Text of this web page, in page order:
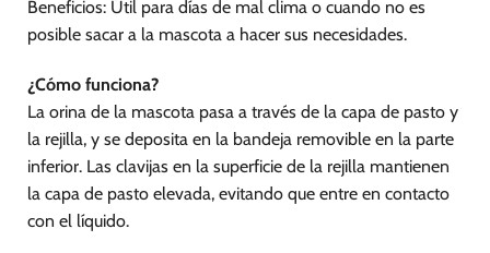
Beneficios: Útil para días de mal clima o cuando no es
posible sacar a la mascota a hacer sus necesidades.
¿Cómo funciona?
La orina de la mascota pasa a través de la capa de pasto y
la rejilla, y se deposita en la bandeja removible en la parte
inferior. Las clavijas en la superficie de la rejilla mantienen
la capa de pasto elevada, evitando que entre en contacto
con el líquido.